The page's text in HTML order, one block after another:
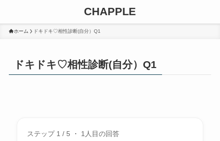
CHAPPLE
ホーム ドキドキ♡相性診断(自分）Q1
ドキドキ♡相性診断(自分）Q1
ステップ 1 / 5 ・ 1人目の回答